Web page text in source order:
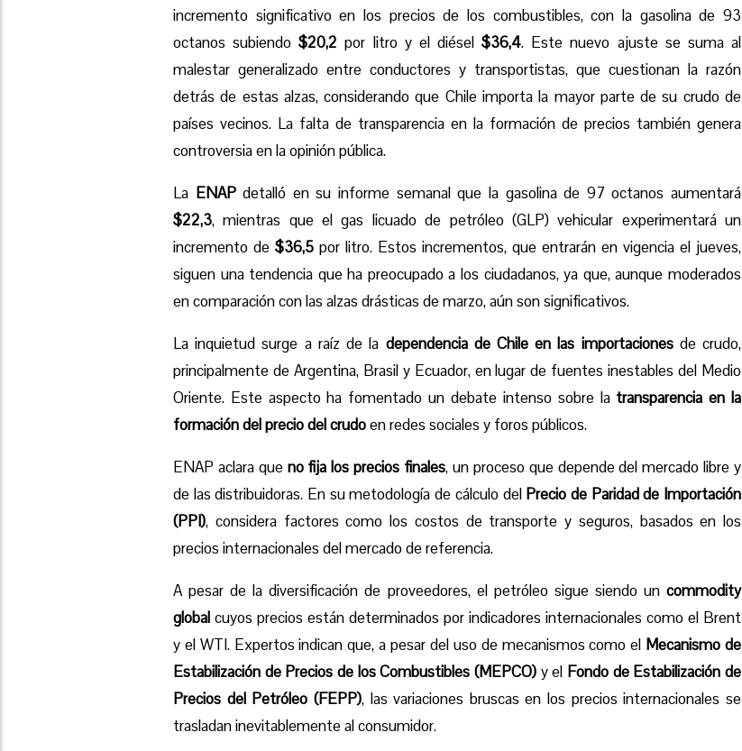
incremento significativo en los precios de los combustibles, con la gasolina de 93
octanos subiendo$20,2 por litro y el diésel$36,4. Este nuevo ajuste se suma al
malestar generalizado entre conductores y transportistas, que cuestionan la razón
detrás de estas alzas, considerando que Chile importa la mayor parte de su crudo de
países vecinos. La falta de transparencia en la formación de precios también genera
controversia en la opinión pública.
La ENAPdetalló en su informe semanal que la gasolina de 97 octanos aumentará
$22,3, mientras que el gas licuado de petróleo (GLP) vehicular experimentará un
incremento de $36,5 por litro. Estos incrementos, que entrarán en vigencia el jueves,
siguen una tendencia que ha preocupado a los ciudadanos, ya que, aunque moderados
en comparación con las alzas drásticas de marzo, aún son significativos.
La inquietud surge a raíz de la dependencia de Chile en las importacionesde crudo,
principalmente de Argentina, Brasil y Ecuador, en lugar de fuentes inestables del Medio
Oriente. Este aspecto ha fomentado un debate intenso sobre la transparencia en la
formación del precio del crudoen redes sociales y foros públicos.
ENAP aclara que no fija los precios finales, un proceso que depende del mercado libre y
de las distribuidoras. En su metodología de cálculo del Precio de Paridad de Importación
(PPI), considera factores como los costos de transporte y seguros, basados en los
precios internacionales del mercado de referencia.
A pesar de la diversificación de proveedores, el petróleo sigue siendo un commodity
global cuyos precios están determinados por indicadores internacionales como el Brent
y el WTI. Expertos indican que, a pesar del uso de mecanismos como el Mecanismo de
Estabilización de Precios de los Combustibles (MEPCO) y el Fondo de Estabilización de
Precios del Petróleo (FEPP), las variaciones bruscas en los precios internacionales se
trasladan inevitablemente al consumidor.